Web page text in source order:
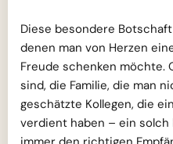
Diese besondere
denen man von Herzen
Freude schenken möchte.
sind, die Familie, die man
geschätzte Kollegen, die
verdient haben – ein